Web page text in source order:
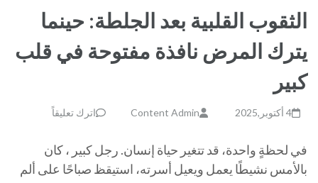
الثقوب القلبية بعد الجلطة: حينما
يترك المرض نافذة مفتوحة في قلب
كبير
4 أكتوبر,2025 Content Admin اترك تعليقاً
في لحظةٍ واحدة، قد تتغير حياة إنسان. رجل كبير ، كان
بالأمس نشيطًا يعمل ويعيل أسرته، استيقظ صباحًا على ألم